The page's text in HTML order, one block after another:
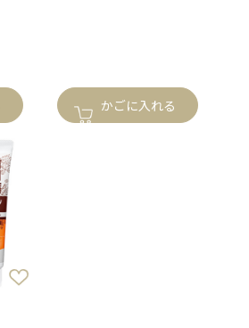
かごに入れる